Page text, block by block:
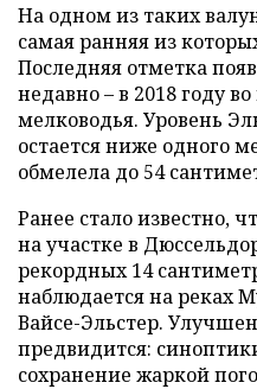
На одном из таких
самая ранняя из
Последняя отметка
недавно – в 2018 году
мелководья. Уровень
остается ниже одного
обмелела до 54
Ранее стало известно,
на участке в
рекордных 14
наблюдается на реках
Вайсе-Эльстер.
предвидится:
сохранение жаркой